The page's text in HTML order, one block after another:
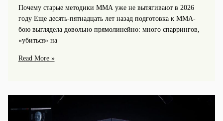
Почему старые методики ММА уже не вытягивают в 2026
году Еще десять-пятнадцать лет назад подготовка к ММА-
бою выглядела довольно прямолинейно: много спаррингов,
«убиться» на
Современные
функционалка,
Read More »